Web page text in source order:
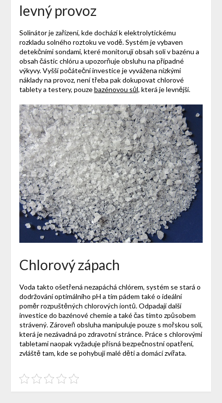
levný provoz
Solinátor je zařízení, kde dochází k elektrolytickému
rozkladu solného roztoku ve vodě. Systém je vybaven
detekčními sondami, které monitorují obsah soli v bazénu a
obsah částic chlóru a upozorňuje obsluhu na případné
výkyvy. Vyšší počáteční investice je vyvážena nízkými
náklady na provoz, není třeba pak dokupovat chlorové
tablety a testery, pouzebazénovou sůl, která je levnější.
Chlorový zápach
Voda takto ošetřená nezapáchá chlórem, systém se stará o
dodržování optimálního pH a tím pádem také o ideální
poměr rozpuštěných chlorových iontů. Odpadají další
investice do bazénové chemie a také čas tímto způsobem
strávený. Zároveň obsluha manipuluje pouze s mořskou solí,
která je nezávadná po zdravotní stránce. Práce s chlorovými
tabletami naopak vyžaduje přísná bezpečnostní opatření,
zvláště tam, kde se pohybují malé děti a domácí zvířata.